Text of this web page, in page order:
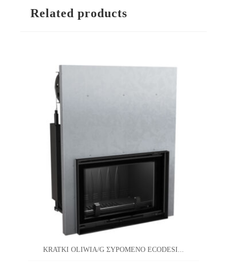
Related products
KRATKI OLIWIA/G ΣΥΡΟΜΕΝΟ ECODESI...